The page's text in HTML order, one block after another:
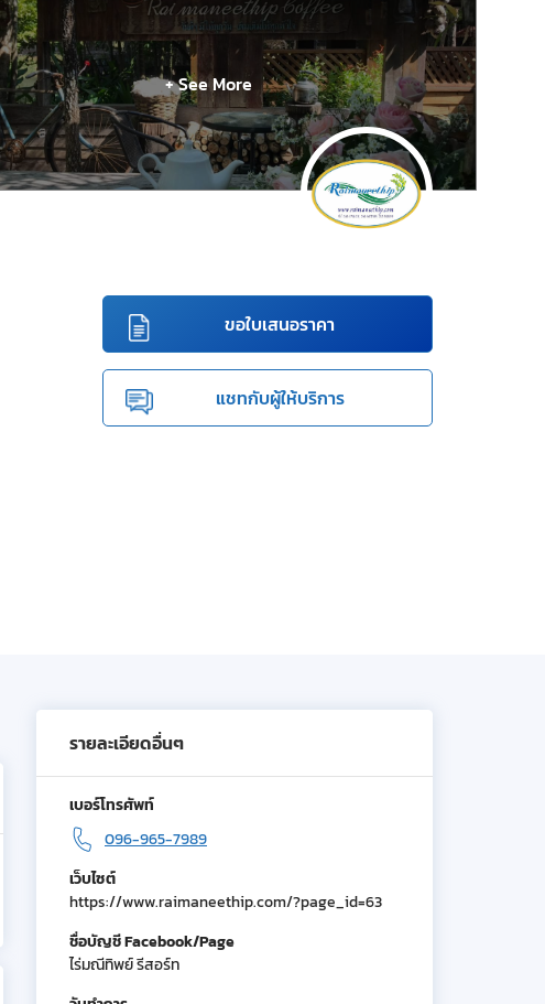
+ See More
ขอใบเสนอราคา
แชทกับผู้ให้บริการ
รายละเอียดอื่นๆ
เบอร์โทรศัพท์
096-965-7989
เว็บไซต์
https://www.raimaneethip.com/?page_id=63
ชื่อบัญชี Facebook/Page
ไร่มณีทิพย์ รีสอร์ท